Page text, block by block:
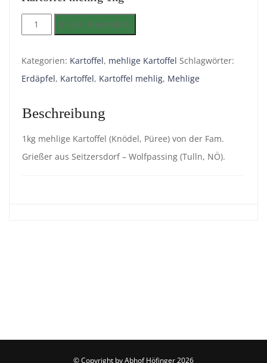
Kartoffel
1kg
Menge
In den Warenkorb
Kategorien: Kartoffel, mehlige Kartoffel Schlagwörter:
Erdäpfel, Kartoffel, Kartoffel mehlig, Mehlige
Beschreibung
1kg mehlige Kartoffel (Knödel, Püree) von der Fam.
Grießer aus Seitzersdorf – Wolfpassing (Tulln, NÖ).
© Copyright byAbhof Höfinger2026